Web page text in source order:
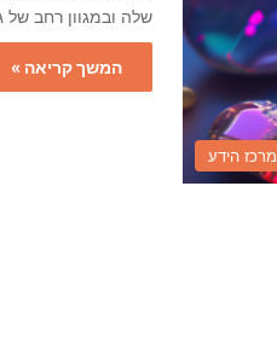
מרכז הידע
שלה ובמגוון רחב של
המשך קריאה »